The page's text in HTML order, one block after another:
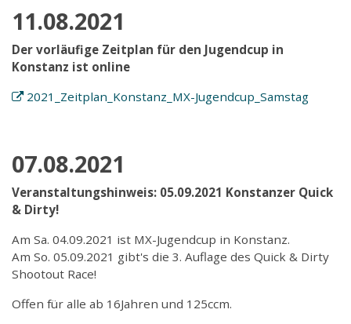
11.08.2021
Der vorläufige Zeitplan für den Jugendcup in
Konstanz ist online
2021_Zeitplan_Konstanz_MX-Jugendcup_Samstag
07.08.2021
Veranstaltungshinweis: 05.09.2021 Konstanzer Quick
& Dirty!
Am Sa. 04.09.2021 ist MX-Jugendcup in Konstanz.
Am So. 05.09.2021 gibt's die 3. Auflage des Quick & Dirty
Shootout Race!
Offen für alle ab 16Jahren und 125ccm.